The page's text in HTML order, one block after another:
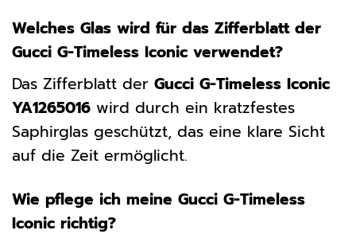
Welches Glas wird für das Zifferblatt der
Gucci G-Timeless Iconic verwendet?
Das Zifferblatt der Gucci G-Timeless Iconic
YA1265016 wird durch ein kratzfestes
Saphirglas geschützt, das eine klare Sicht
auf die Zeit ermöglicht.
Wie pflege ich meine Gucci G-Timeless
Iconic richtig?